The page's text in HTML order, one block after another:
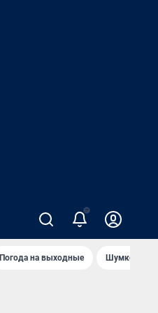
Погода на выходные Шумков в